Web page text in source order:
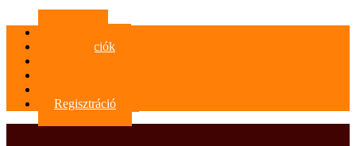
Információk
Regisztráció